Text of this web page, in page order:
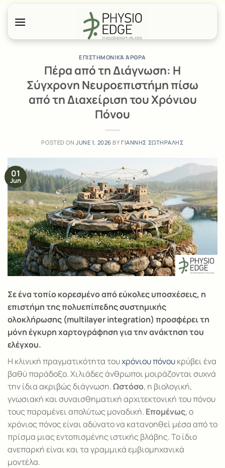
content
ΕΠΙΣΤΗΜΟΝΙΚΆ ΆΡΘΡΑ
Πέρα από τη Διάγνωση: Η
Σύγχρονη Νευροεπιστήμη πίσω
από τη Διαχείριση του Χρόνιου
Πόνου
POSTED ONJUNE 1, 2026 BYΓΙΑΝΝΗΣ ΣΩΤΗΡΑΛΗΣ
01
Jun
Σε ένα τοπίο κορεσμένο από εύκολες υποσχέσεις, η
επιστήμη της πολυεπίπεδης συστημικής
ολοκλήρωσης (multilayer integration) προσφέρει τη
μόνη έγκυρη χαρτογράφηση για την ανάκτηση του
ελέγχου.
Η κλινική πραγματικότητα τουχρόνιου πόνουκρύβει ένα
βαθύ παράδοξο. Χιλιάδες άνθρωποι μοιράζονται συχνά
την ίδια ακριβώς διάγνωση.Ωστόσο, η βιολογική,
γνωσιακή και συναισθηματική αρχιτεκτονική του πόνου
τους παραμένει απολύτως μοναδική. Επομένως, ο
χρόνιος πόνος είναι αδύνατο να κατανοηθεί μέσα από το
πρίσμα μιας εντοπισμένης ιστικής βλάβης. Το ίδιο
ανεπαρκή είναι και τα γραμμικά εμβιομηχανικά
μοντέλα.